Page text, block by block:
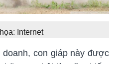
Internet
con giáp này được